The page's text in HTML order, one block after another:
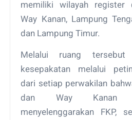
memiliki wilayah register
Way Kanan, Lampung
dan Lampung Timur.
Melalui ruang tersebut
kesepakatan melalui
dari setiap perwakilan
dan Way Kanan
menyelenggarakan FKP,